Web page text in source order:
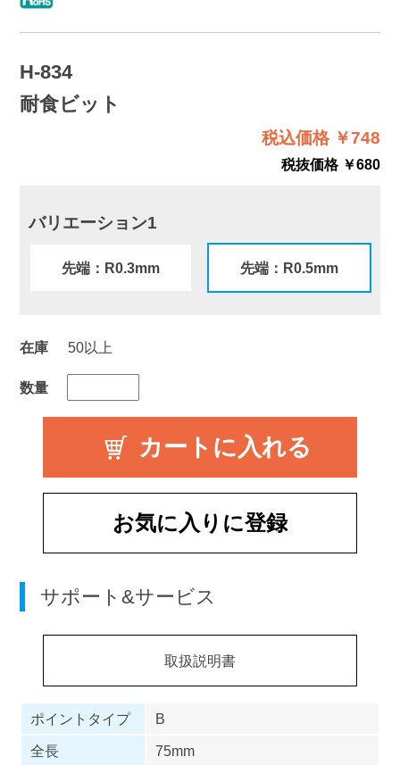
H-834
耐食ビット
税込価格 ￥748
税抜価格 ￥680
バリエーション1
先端：R0.3mm 先端：R0.5mm
在庫 50以上
数量
お気に入りに登録
サポート&サービス
取扱説明書
ポイントタイプ
B
全長
75mm